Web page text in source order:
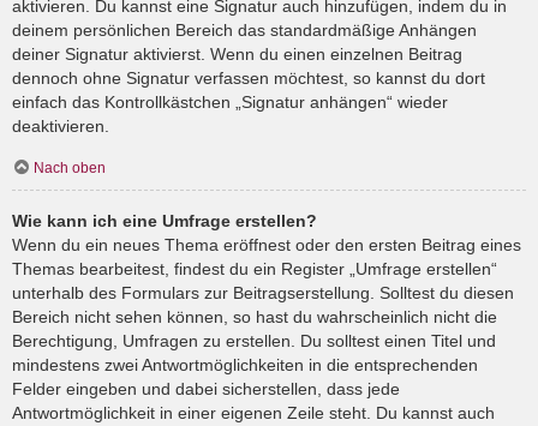
aktivieren. Du kannst eine Signatur auch hinzufügen, indem du in
deinem persönlichen Bereich das standardmäßige Anhängen
deiner Signatur aktivierst. Wenn du einen einzelnen Beitrag
dennoch ohne Signatur verfassen möchtest, so kannst du dort
einfach das Kontrollkästchen „Signatur anhängen“ wieder
deaktivieren.
Nach oben
Wie kann ich eine Umfrage erstellen?
Wenn du ein neues Thema eröffnest oder den ersten Beitrag eines
Themas bearbeitest, findest du ein Register „Umfrage erstellen“
unterhalb des Formulars zur Beitragserstellung. Solltest du diesen
Bereich nicht sehen können, so hast du wahrscheinlich nicht die
Berechtigung, Umfragen zu erstellen. Du solltest einen Titel und
mindestens zwei Antwortmöglichkeiten in die entsprechenden
Felder eingeben und dabei sicherstellen, dass jede
Antwortmöglichkeit in einer eigenen Zeile steht. Du kannst auch